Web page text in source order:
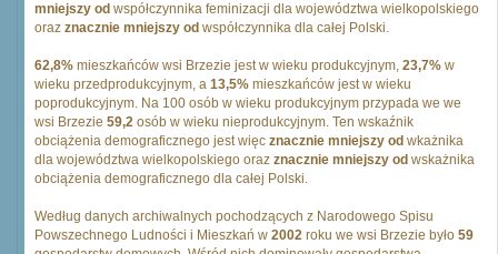
mniejszy od współczynnika feminizacji dla województwa wielkopolskiego
oraz znacznie mniejszy od współczynnika dla całej Polski.
62,8% mieszkańców wsi Brzezie jest w wieku produkcyjnym, 23,7% w
wieku przedprodukcyjnym, a 13,5% mieszkańców jest w wieku
poprodukcyjnym. Na 100 osób w wieku produkcyjnym przypada we we
wsi Brzezie 59,2 osób w wieku nieprodukcyjnym. Ten wskaźnik
obciążenia demograficznego jest więc znacznie mniejszy od wkażnika
dla województwa wielkopolskiego oraz znacznie mniejszy od wskażnika
obciążenia demograficznego dla całej Polski.
Według danych archiwalnych pochodzących z Narodowego Spisu
Powszechnego Ludności i Mieszkań w 2002 roku we wsi Brzezie było 59